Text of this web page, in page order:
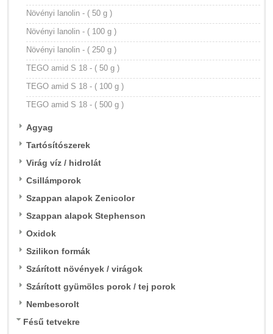
Növényi lanolin - ( 50 g )
Növényi lanolin - ( 100 g )
Növényi lanolin - ( 250 g )
TEGO amid S 18 - ( 50 g )
TEGO amid S 18 - ( 100 g )
TEGO amid S 18 - ( 500 g )
Agyag
Tartósítószerek
Virág víz / hidrolát
Csillámporok
Szappan alapok Zenicolor
Szappan alapok Stephenson
Oxidok
Szilikon formák
Szárított növények / virágok
Szárított gyümölcs porok / tej porok
Nembesorolt
Fésű tetvekre